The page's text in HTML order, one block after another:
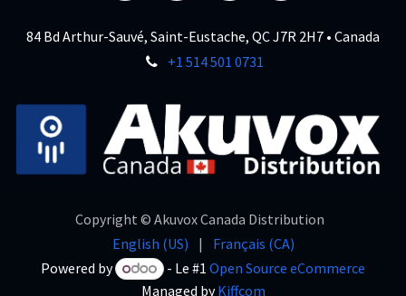
84 Bd Arthur-Sauvé, Saint-Eustache, QC J7R 2H7 • Canada
+1 514 501 0731
Copyright © Akuvox Canada Distribution
English (US)
|
Français (CA)
Powered by
- Le #1Open Source eCommerce
Managed byKiffcom